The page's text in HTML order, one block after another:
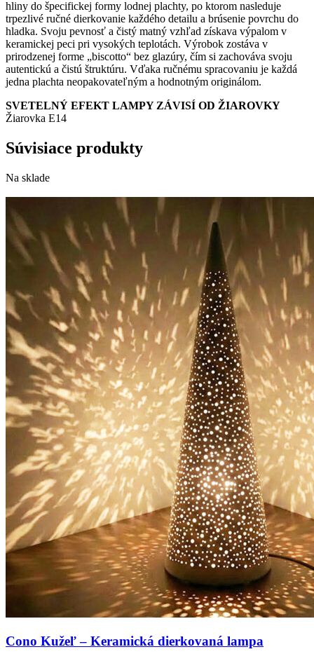
hliny do špecifickej formy lodnej plachty, po ktorom nasleduje
trpezlivé ručné dierkovanie každého detailu a brúsenie povrchu do
hladka. Svoju pevnosť a čistý matný vzhľad získava výpalom v
keramickej peci pri vysokých teplotách. Výrobok zostáva v
prirodzenej forme „biscotto“ bez glazúry, čím si zachováva svoju
autentickú a čistú štruktúru. Vďaka ručnému spracovaniu je každá
jedna plachta neopakovateľným a hodnotným originálom.
SVETELNÝ EFEKT LAMPY ZÁVISÍ OD ŽIAROVKY
Žiarovka E14
Súvisiace produkty
Na sklade
Cono Kužeľ – Keramická dierkovaná lampa